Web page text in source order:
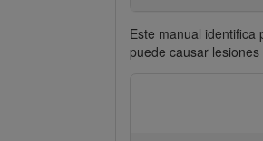
Este manual
puede causar